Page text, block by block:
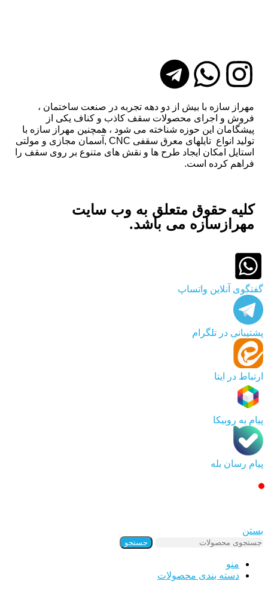
مهراز سازه با بیش از دو دهه تجربه در صنعت ساختمان ،
فروش و اجرای محصولات سقف کاذب و کناف یکی از
پیشگامان این حوزه شناخته می شود ، همچنین مهراز سازه با
تولید انواع تایلهای معرق سقفی CNC ,آسمان مجازی و مولتی
استایل امکان ایجاد طرح ها و نقش های متنوع بر روی سقف را
فراهم کرده است.
کلیه حقوق متعلق به وب سایت
مهرازسازه می باشد.
گفتگوی آنلاین واتساپ
پشتیبانی در تلگرام
ارتباط در ایتا
پیام به روبیکا
پیام رسان بله
بستن
جستجو
منو
دسته بندی محصولات